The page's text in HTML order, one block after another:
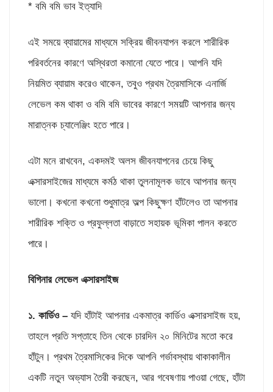
* বমি বমি ভাব ইত্যাদি
এই সময়ে ব্যায়ামের মাধ্যমে সক্রিয় জীবনযাপন করলে শারীরিক
পরিবর্তনের কারণে অস্থিরতা কমানো যেতে পারে। আপনি যদি
নিয়মিত ব্যায়াম করেও থাকেন, তবুও প্রথম ত্রৈমাসিকে এনার্জি
লেভেল কম থাকা ও বমি বমি ভাবের কারণে সময়টি আপনার জন্য
মারাত্নক চ্যালেঞ্জিং হতে পারে।
এটা মনে রাখবেন, একদমই অলস জীবনযাপনের চেয়ে কিছু
এক্সারসাইজের মাধ্যমে কর্মঠ থাকা তুলনামূলক ভাবে আপনার জন্য
ভালো। কখনো কখনো শুধুমাত্র অল্প কিছুক্ষণ হাঁটলেও তা আপনার
শারীরিক শক্তি ও প্রফুল্লতা বাড়াতে সহায়ক ভূমিকা পালন করতে
পারে।
বিগিনার লেভেল এক্সারসাইজ
১. কার্ডিও – যদি হাঁটাই আপনার একমাত্র কার্ডিও এক্সারসাইজ হয়,
তাহলে প্রতি সপ্তাহে তিন থেকে চারদিন ২০ মিনিটের মতো করে
হাঁটুন। প্রথম ত্রৈমাসিকের দিকে আপনি গর্ভাবস্থায় থাকাকালীন
একটি নতুন অভ্যাস তৈরী করছেন, আর গবেষণায় পাওয়া গেছে, হাঁটা